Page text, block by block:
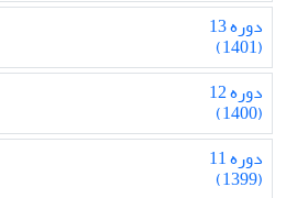
دوره 13
(1401)
دوره 12
(1400)
دوره 11
(1399)